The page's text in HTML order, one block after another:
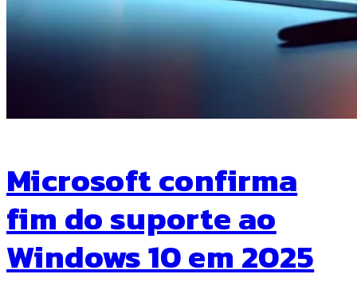
Microsoft confirma
fim do suporte ao
Windows 10 em 2025